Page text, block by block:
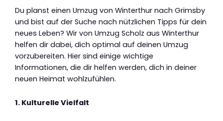
Du planst einen Umzug von Winterthur nach Grimsby
und bist auf der Suche nach nützlichen Tipps für dein
neues Leben? Wir von Umzug Scholz aus Winterthur
helfen dir dabei, dich optimal auf deinen Umzug
vorzubereiten. Hier sind einige wichtige
Informationen, die dir helfen werden, dich in deiner
neuen Heimat wohlzufühlen.
1. Kulturelle Vielfalt